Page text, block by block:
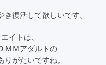
復活して欲しいです。
イトは、
ＭＭアダルトの
がたいですね。